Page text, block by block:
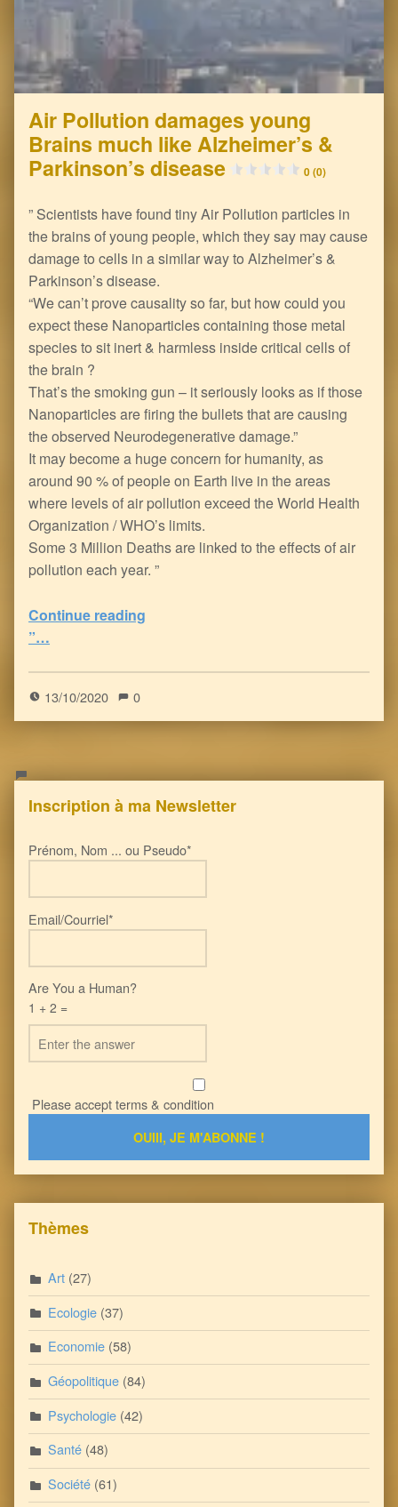
Air Pollution damages young
Brains much like Alzheimer’s &
Parkinson’s disease
0 (0)
” Scientists have found tiny Air Pollution particles in
the brains of young people, which they say may cause
damage to cells in a similar way to Alzheimer’s &
Parkinson’s disease.
“We can’t prove causality so far, but how could you
expect these Nanoparticles containing those metal
species to sit inert & harmless inside critical cells of
the brain ?
That’s the smoking gun – it seriously looks as if those
Nanoparticles are firing the bullets that are causing
the observed Neurodegenerative damage.”
It may become a huge concern for humanity, as
around 90 % of people on Earth live in the areas
where levels of air pollution exceed the World Health
Organization / WHO’s limits.
Some 3 Million Deaths are linked to the effects of air
pollution each year. ”
Continue reading
”…
13/10/2020 0
Inscription à ma Newsletter
Prénom, Nom ... ou Pseudo*
Email/Courriel*
Are You a Human?
1 + 2 =
Please accept terms & condition
Thèmes
Art (27)
Ecologie (37)
Economie (58)
Géopolitique (84)
Psychologie (42)
Santé (48)
Société (61)